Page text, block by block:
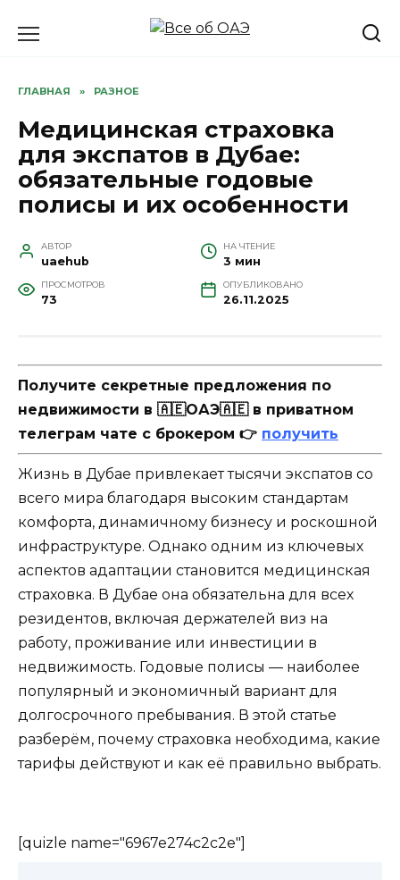
ГЛАВНАЯ » РАЗНОЕ
Медицинская страховка
для экспатов в Дубае:
обязательные годовые
полисы и их особенности
АВТОР
uaehub
НА ЧТЕНИЕ
3 мин
ПРОСМОТРОВ
73
ОПУБЛИКОВАНО
26.11.2025
Получите секретные предложения по
недвижимости в 🇦🇪ОАЭ🇦🇪 в приватном
телеграм чате с брокером 👉 получить
Жизнь в Дубае привлекает тысячи экспатов со
всего мира благодаря высоким стандартам
комфорта, динамичному бизнесу и роскошной
инфраструктуре. Однако одним из ключевых
аспектов адаптации становится медицинская
страховка. В Дубае она обязательна для всех
резидентов, включая держателей виз на
работу, проживание или инвестиции в
недвижимость. Годовые полисы — наиболее
популярный и экономичный вариант для
долгосрочного пребывания. В этой статье
разберём, почему страховка необходима, какие
тарифы действуют и как её правильно выбрать.
[quizle name="6967e274c2c2e"]